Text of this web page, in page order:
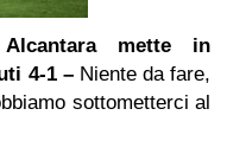
mette in
4-1 – Niente da fare,
sottometterci al